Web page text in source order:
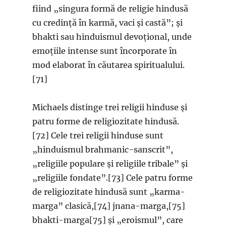
fiind „singura formă de religie hindusă
cu credință în karmă, vaci și castă”; și
bhakti sau hinduismul devoțional, unde
emoțiile intense sunt încorporate în
mod elaborat în căutarea spiritualului.
[71]
Michaels distinge trei religii hinduse și
patru forme de religiozitate hindusă.
[72] Cele trei religii hinduse sunt
„hinduismul brahmanic-sanscrit”,
„religiile populare și religiile tribale” și
„religiile fondate”.[73] Cele patru forme
de religiozitate hindusă sunt „karma-
marga” clasică,[74] jnana-marga,[75]
bhakti-marga[75] și „eroismul”, care